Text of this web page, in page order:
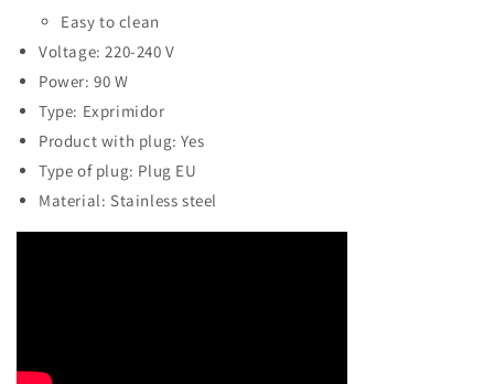
ml)
ml)
Easy to clean
Voltage: 220-240 V
Power: 90 W
Type: Exprimidor
Product with plug: Yes
Type of plug: Plug EU
Material: Stainless steel